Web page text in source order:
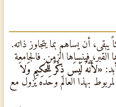
أن يساهم بما يتجاوز ذاته.
فينساها الزمن. فالجامعة
«لأَنَّهُ لَيْسَ ذِكْرٌ لِلْحَكِيمِ وَلاَ
المربوط بهذا العالم وحده يزول مع